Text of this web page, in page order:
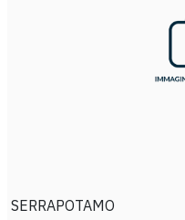
SERRAPOTAMO